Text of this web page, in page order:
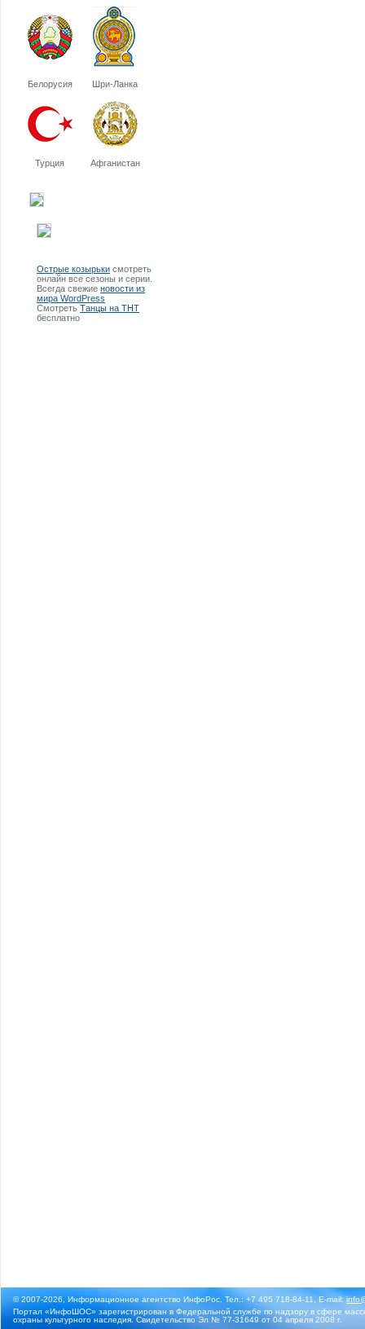
Белорусия Шри-Ланка
Турция Афганистан
Острые козырьки смотреть
онлайн все сезоны и серии.
Всегда свежие новости из
мира WordPress
Смотреть Танцы на ТНТ
бесплатно
© 2007-2026, Информационное агентство ИнфоРос. Тел.: +7 495 718-84-11, E-mail:
Портал «ИнфоШОС» зарегистрирован в Федеральной службе по надзору в сфере
охраны культурного наследия. Свидетельство Эл № 77-31649 от 04 апреля 2008 г.